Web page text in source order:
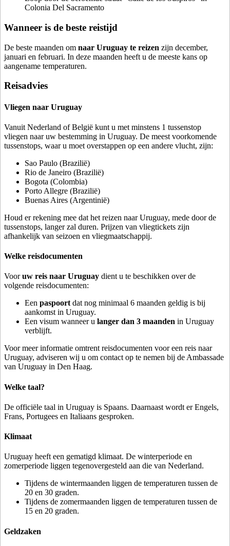
Colonia Del Sacramento
Wanneer is de beste reistijd
De beste maanden om naar Uruguay te reizen zijn december,
januari en februari. In deze maanden heeft u de meeste kans op
aangename temperaturen.
Reisadvies
Vliegen naar Uruguay
Vanuit Nederland of België kunt u met minstens 1 tussenstop
vliegen naar uw bestemming in Uruguay. De meest voorkomende
tussenstops, waar u moet overstappen op een andere vlucht, zijn:
Sao Paulo (Brazilië)
Rio de Janeiro (Brazilië)
Bogota (Colombia)
Porto Allegre (Brazilië)
Buenas Aires (Argentinië)
Houd er rekening mee dat het reizen naar Uruguay, mede door de
tussenstops, langer zal duren. Prijzen van vliegtickets zijn
afhankelijk van seizoen en vliegmaatschappij.
Welke reisdocumenten
Vooruw reis naar Uruguay dient u te beschikken over de
volgende reisdocumenten:
Een paspoort dat nog minimaal 6 maanden geldig is bij
aankomst in Uruguay.
Een visum wanneer u langer dan 3 maanden in Uruguay
verblijft.
Voor meer informatie omtrent reisdocumenten voor een reis naar
Uruguay, adviseren wij u om contact op te nemen bij de Ambassade
van Uruguay in Den Haag.
Welke taal?
De officiële taal in Uruguay is Spaans. Daarnaast wordt er Engels,
Frans, Portugees en Italiaans gesproken.
Klimaat
Uruguay heeft een gematigd klimaat. De winterperiode en
zomerperiode liggen tegenovergesteld aan die van Nederland.
Tijdens de wintermaanden liggen de temperaturen tussen de
20 en 30 graden.
Tijdens de zomermaanden liggen de temperaturen tussen de
15 en 20 graden.
Geldzaken